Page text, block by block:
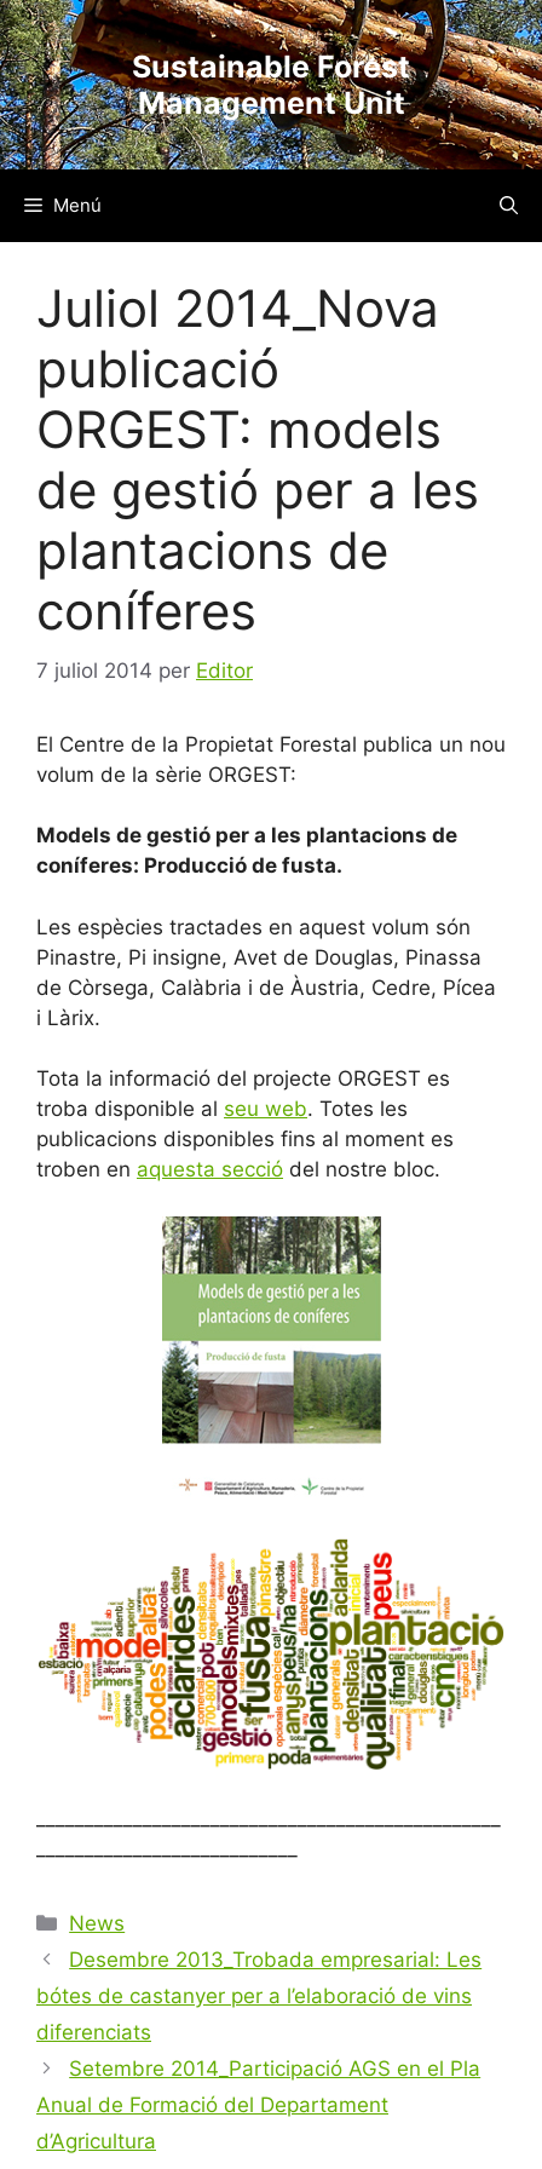
Vés
al
contingut
Sustainable Forest
Management Unit
Menú
Juliol 2014_Nova
publicació
ORGEST: models
de gestió per a les
plantacions de
coníferes
7 juliol 2014 per Editor
El Centre de la Propietat Forestal publica un nou
volum de la sèrie ORGEST:
Models de gestió per a les plantacions de
coníferes: Producció de fusta.
Les espècies tractades en aquest volum són
Pinastre, Pi insigne, Avet de Douglas, Pinassa
de Còrsega, Calàbria i de Àustria, Cedre, Pícea
i Làrix.
Tota la informació del projecte ORGEST es
troba disponible al seu web. Totes les
publicacions disponibles fins al moment es
troben en aquesta secció del nostre bloc.
Categories
News
Navegació
per
entrades
Desembre 2013_Trobada empresarial: Les
bótes de castanyer per a l’elaboració de vins
diferenciats
Setembre 2014_Participació AGS en el Pla
Anual de Formació del Departament
d’Agricultura